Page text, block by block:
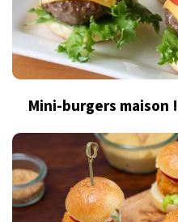
Mini-burgers maison !